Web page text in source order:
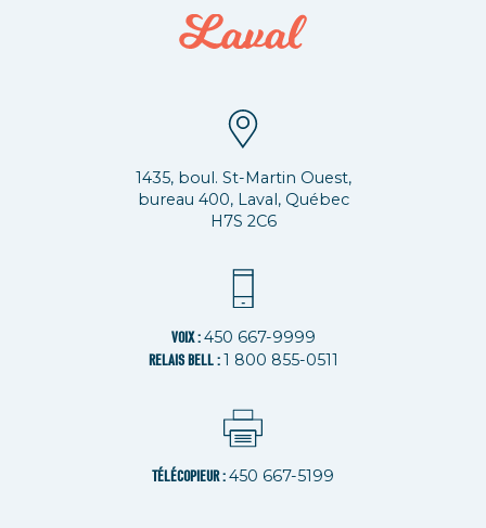
1435, boul. St-Martin Ouest,
bureau 400, Laval, Québec
H7S 2C6
VOIX :450 667-9999
RELAIS BELL :1 800 855-0511
TÉLÉCOPIEUR :450 667-5199